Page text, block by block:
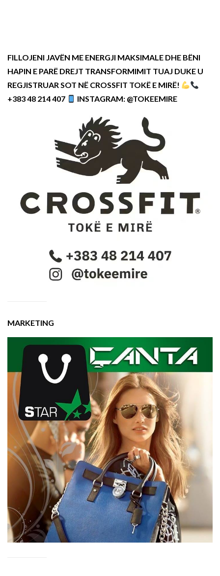
FILLOJENI JAVËN ME ENERGJI MAKSIMALE DHE BËNI
HAPIN E PARË DREJT TRANSFORMIMIT TUAJ DUKE U
REGJISTRUAR SOT NË CROSSFIT TOKË E MIRË!
+383 48 214 407
INSTAGRAM: @TOKEEMIRE
MARKETING